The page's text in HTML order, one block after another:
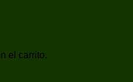
el carrito.